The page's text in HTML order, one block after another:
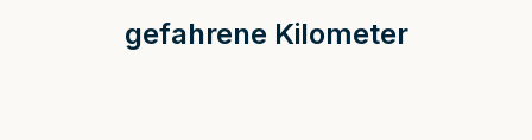
gefahrene Kilometer